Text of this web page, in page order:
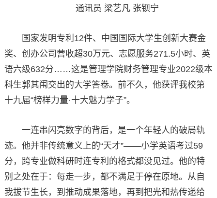
通讯员 梁艺凡 张钡宁
国家发明专利12件、中国国际大学生创新大赛金
奖、创办公司营收超30万元、志愿服务271.5小时、英
语六级632分……这是管理学院财务管理专业2022级本
科生郭其闱交出的大学答卷。前不久，他获评我校第
十九届“榜样力量·十大魅力学子”。
一连串闪亮数字的背后，是一个年轻人的破局轨
迹。他并非传统意义上的“天才”——小学英语考过59
分，跨专业做科研时连专利的格式都没见过。他的特
别之处在于：每走一步，都不满足于停在原地。从自
我拔节生长，到推动成果落地，再到把光和热传递给